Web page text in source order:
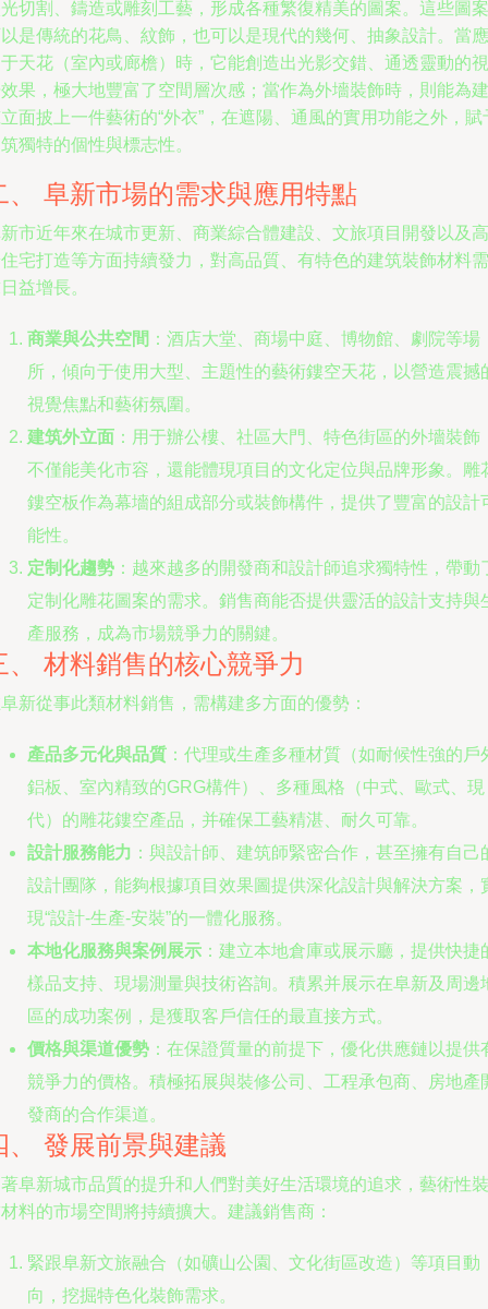
切割、鑄造或雕刻工藝，形成各種繁復精美的圖案。這些圖案
是傳統的花鳥、紋飾，也可以是現代的幾何、抽象設計。當應
天花（室內或廊檐）時，它能創造出光影交錯、通透靈動的視
果，極大地豐富了空間層次感；當作為外墻裝飾時，則能為建
面披上一件藝術的“外衣”，在遮陽、通風的實用功能之外，賦
獨特的個性與標志性。
、 阜新市場的需求與應用特點
市近年來在城市更新、商業綜合體建設、文旅項目開發以及高
宅打造等方面持續發力，對高品質、有特色的建筑裝飾材料需
益增長。
商業與公共空間 ：酒店大堂、商場中庭、博物館、劇院等場
所，傾向于使用大型、主題性的藝術鏤空天花，以營造震撼
視覺焦點和藝術氛圍。
建筑外立面 ：用于辦公樓、社區大門、特色街區的外墻裝飾
不僅能美化市容，還能體現項目的文化定位與品牌形象。雕
鏤空板作為幕墻的組成部分或裝飾構件，提供了豐富的設計
能性。
定制化趨勢 ：越來越多的開發商和設計師追求獨特性，帶動
定制化雕花圖案的需求。銷售商能否提供靈活的設計支持與
產服務，成為市場競爭力的關鍵。
、 材料銷售的核心競爭力
新從事此類材料銷售，需構建多方面的優勢：
產品多元化與品質 ：代理或生產多種材質（如耐候性強的戶
鋁板、室內精致的GRG構件）、多種風格（中式、歐式、現
代）的雕花鏤空產品，并確保工藝精湛、耐久可靠。
設計服務能力 ：與設計師、建筑師緊密合作，甚至擁有自己
設計團隊，能夠根據項目效果圖提供深化設計與解決方案，
現“設計-生產-安裝”的一體化服務。
本地化服務與案例展示 ：建立本地倉庫或展示廳，提供快捷
樣品支持、現場測量與技術咨詢。積累并展示在阜新及周邊
區的成功案例，是獲取客戶信任的最直接方式。
價格與渠道優勢 ：在保證質量的前提下，優化供應鏈以提供
競爭力的價格。積極拓展與裝修公司、工程承包商、房地產
發商的合作渠道。
、 發展前景與建議
阜新城市品質的提升和人們對美好生活環境的追求，藝術性裝
料的市場空間將持續擴大。建議銷售商：
緊跟阜新文旅融合（如礦山公園、文化街區改造）等項目動
向，挖掘特色化裝飾需求。